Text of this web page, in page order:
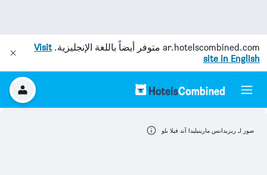
ar.hotelscombined.com متوفر أيضاً باللغة الإنجليزية.Visit
site in English
صور لـ ريزيدانس مارينيليدا آند فيلا بلو